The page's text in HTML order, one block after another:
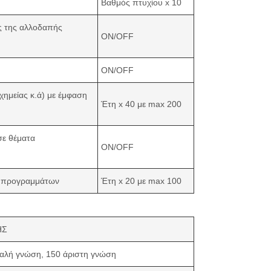
Βαθμός πτυχίου x 10
της αλλοδαπής
ΟΝ/ΟFF
ON/OFF
κ.ά) με έμφαση
Έτη x 40 με max 200
θέματα
ON/OFF
προγραμμάτων Έτη x 20 με max 100
γνώση, 150 άριστη γνώση